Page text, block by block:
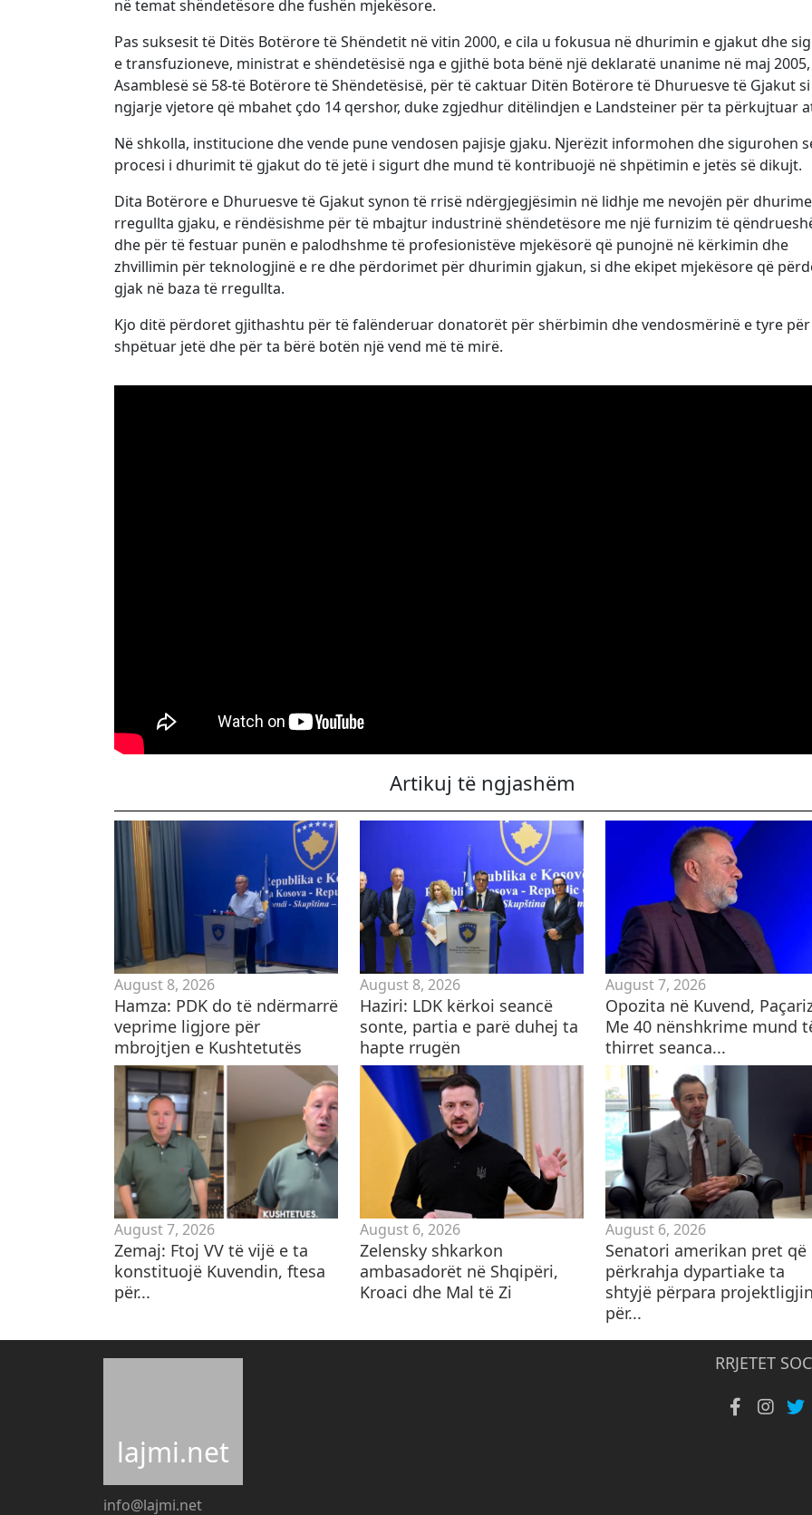
në temat shëndetësore dhe fushën mjekësore.
Pas suksesit të Ditës Botërore të Shëndetit në vitin 2000, e cila u fokusua në dhurimin e gjakut dhe
e transfuzioneve, ministrat e shëndetësisë nga e gjithë bota bënë një deklaratë unanime në maj
Asamblesë së 58-të Botërore të Shëndetësisë, për të caktuar Ditën Botërore të Dhuruesve të Gjakut
ngjarje vjetore që mbahet çdo 14 qershor, duke zgjedhur ditëlindjen e Landsteiner për ta përkujtuar
Në shkolla, institucione dhe vende pune vendosen pajisje gjaku. Njerëzit informohen dhe sigurohen
procesi i dhurimit të gjakut do të jetë i sigurt dhe mund të kontribuojë në shpëtimin e jetës së dikujt.
Dita Botërore e Dhuruesve të Gjakut synon të rrisë ndërgjegjësimin në lidhje me nevojën për
rregullta gjaku, e rëndësishme për të mbajtur industrinë shëndetësore me një furnizim të
dhe për të festuar punën e palodhshme të profesionistëve mjekësorë që punojnë në kërkimin dhe
zhvillimin për teknologjinë e re dhe përdorimet për dhurimin gjakun, si dhe ekipet mjekësore që
gjak në baza të rregullta.
Kjo ditë përdoret gjithashtu për të falënderuar donatorët për shërbimin dhe vendosmërinë e tyre
shpëtuar jetë dhe për ta bërë botën një vend më të mirë.
Artikuj të ngjashëm
August 8, 2026
Hamza: PDK do të ndërmarrë
veprime ligjore për
mbrojtjen e Kushtetutës
August 8, 2026
Haziri: LDK kërkoi seancë
sonte, partia e parë duhej ta
hapte rrugën
August 7, 2026
Opozita në Kuvend,
Me 40 nënshkrime mund
thirret seanca...
August 7, 2026
Zemaj: Ftoj VV të vijë e ta
konstituojë Kuvendin, ftesa
për...
August 6, 2026
Zelensky shkarkon
ambasadorët në Shqipëri,
Kroaci dhe Mal të Zi
August 6, 2026
Senatori amerikan pret që
përkrahja dypartiake ta
shtyjë përpara
për...
lajmi.net
info@lajmi.net
RRJETET